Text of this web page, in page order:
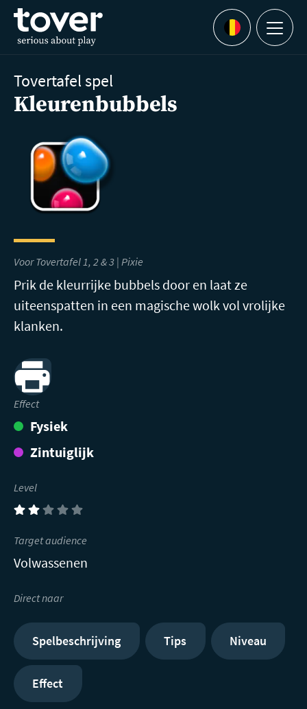
Ga naar hoofdinhoud
Languages
Menu
Tovertafel spel
Kleurenbubbels
Voor Tovertafel 1, 2 & 3 | Pixie
Prik de kleurrijke bubbels door en laat ze
uiteenspatten in een magische wolk vol vrolijke
klanken.
Print
Effect
Fysiek
Zintuiglijk
Level
(2)
Target audience
Volwassenen
Direct naar
Spelbeschrijving Tips Niveau
Effect